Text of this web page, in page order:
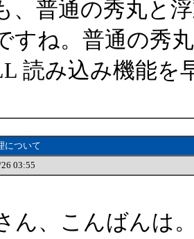
普通の秀丸と
すね。普通の秀
読み込み機能を
について
03:55
ん、こんばんは